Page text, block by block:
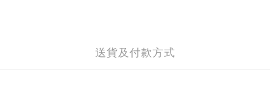
送貨及付款方式